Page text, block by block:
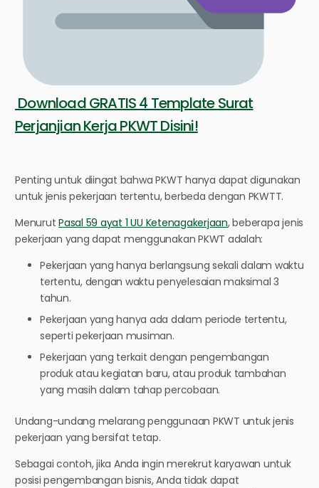
Download GRATIS 4 Template Surat
Perjanjian Kerja PKWT Disini!
Penting untuk diingat bahwa PKWT hanya dapat digunakan
untuk jenis pekerjaan tertentu, berbeda dengan PKWTT.
MenurutPasal 59 ayat 1 UU Ketenagakerjaan, beberapa jenis
pekerjaan yang dapat menggunakan PKWT adalah:
Pekerjaan yang hanya berlangsung sekali dalam waktu
tertentu, dengan waktu penyelesaian maksimal 3
tahun.
Pekerjaan yang hanya ada dalam periode tertentu,
seperti pekerjaan musiman.
Pekerjaan yang terkait dengan pengembangan
produk atau kegiatan baru, atau produk tambahan
yang masih dalam tahap percobaan.
Undang-undang melarang penggunaan PKWT untuk jenis
pekerjaan yang bersifat tetap.
Sebagai contoh, jika Anda ingin merekrut karyawan untuk
posisi pengembangan bisnis, Anda tidak dapat